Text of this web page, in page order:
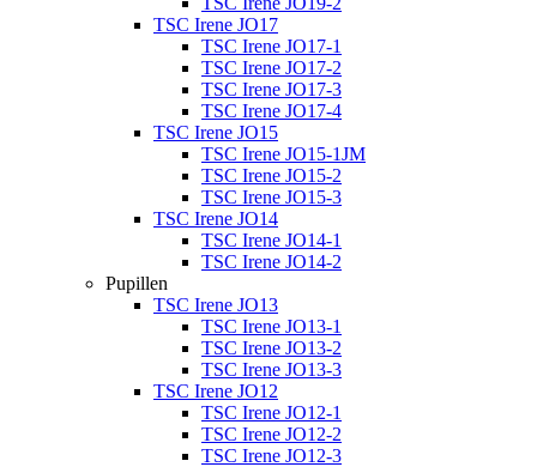
TSC Irene JO17
TSC Irene JO17-1
TSC Irene JO17-2
TSC Irene JO17-3
TSC Irene JO17-4
TSC Irene JO15
TSC Irene JO15-1JM
TSC Irene JO15-2
TSC Irene JO15-3
TSC Irene JO14
TSC Irene JO14-1
TSC Irene JO14-2
Pupillen
TSC Irene JO13
TSC Irene JO13-1
TSC Irene JO13-2
TSC Irene JO13-3
TSC Irene JO12
TSC Irene JO12-1
TSC Irene JO12-2
TSC Irene JO12-3